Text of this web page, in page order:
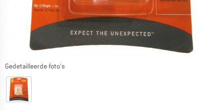
Gedetailleerde foto's